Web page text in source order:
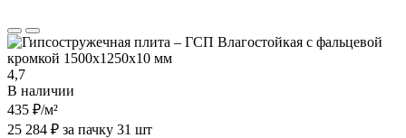
4,7
В наличии
435 ₽/м²
25 284 ₽ за пачку 31 шт